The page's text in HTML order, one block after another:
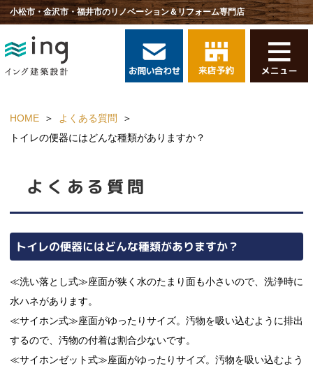
小松市・金沢市・福井市のリノベーション＆リフォーム専門店
HOME
よくある質問
トイレの便器にはどんな種類がありますか？
よくある質問
トイレの便器にはどんな種類がありますか？
≪洗い落とし式≫座面が狭く水のたまり面も小さいので、洗浄時に
水ハネがあります。
≪サイホン式≫座面がゆったりサイズ。汚物を吸い込むように排出
するので、汚物の付着は割合少ないです。
≪サイホンゼット式≫座面がゆったりサイズ。汚物を吸い込むよう